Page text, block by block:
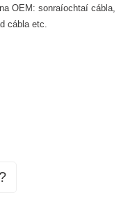
OEM: sonraíochtaí cábla,
cábla etc.